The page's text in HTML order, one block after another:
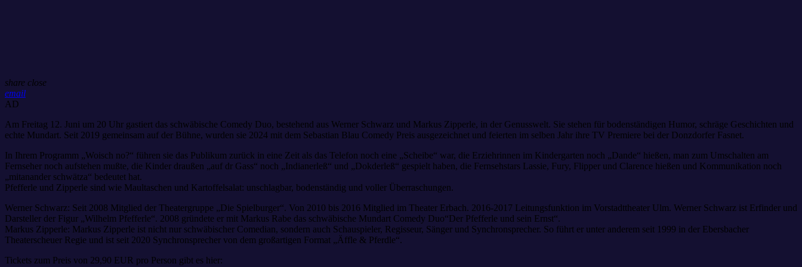
share close
email
AD
Am Freitag 12. Juni um 20 Uhr gastiert das schwäbische Comedy Duo, bestehend aus Werner Schwarz und Markus Zipperle, in der Genusswelt. Sie stehen für bodenständigen Humor, schräge Geschichten und
echte Mundart. Seit 2019 gemeinsam auf der Bühne, wurden sie 2024 mit dem Sebastian Blau Comedy Preis ausgezeichnet und feierten im selben Jahr ihre TV Premiere bei der Donzdorfer Fasnet.
In Ihrem Programm „Woisch no?“ führen sie das Publikum zurück in eine Zeit als das Telefon noch eine „Scheibe“ war, die Erziehrinnen im Kindergarten noch „Dande“ hießen, man zum Umschalten am
Fernseher noch aufstehen mußte, die Kinder draußen „auf dr Gass“ noch „Indianerleß“ und „Dokderleß“ gespielt haben, die Fernsehstars Lassie, Fury, Flipper und Clarence hießen und Kommunikation noch
„mitanander schwätza“ bedeutet hat.
Pfefferle und Zipperle sind wie Maultaschen und Kartoffelsalat: unschlagbar, bodenständig und voller Überraschungen.
Werner Schwarz: Seit 2008 Mitglied der Theatergruppe „Die Spielburger“. Von 2010 bis 2016 Mitglied im Theater Erbach. 2016-2017 Leitungsfunktion im Vorstadttheater Ulm. Werner Schwarz ist Erfinder und
Darsteller der Figur „Wilhelm Pfefferle“. 2008 gründete er mit Markus Rabe das schwäbische Mundart Comedy Duo“Der Pfefferle und sein Ernst“.
Markus Zipperle: Markus Zipperle ist nicht nur schwäbischer Comedian, sondern auch Schauspieler, Regisseur, Sänger und Synchronsprecher. So führt er unter anderem seit 1999 in der Ebersbacher
Theaterscheuer Regie und ist seit 2020 Synchronsprecher von dem großartigen Format „Äffle & Pferdle“.
Tickets zum Preis von 29,90 EUR pro Person gibt es hier: